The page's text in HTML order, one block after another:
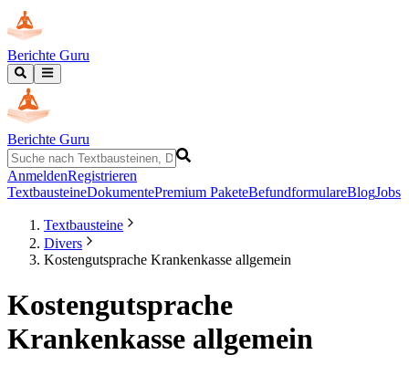
Berichte Guru
Berichte Guru
AnmeldenRegistrieren
TextbausteineDokumentePremium PaketeBefundformulareBlogJobs
Textbausteine
Divers
Kostengutsprache Krankenkasse allgemein
Kostengutsprache
Krankenkasse allgemein